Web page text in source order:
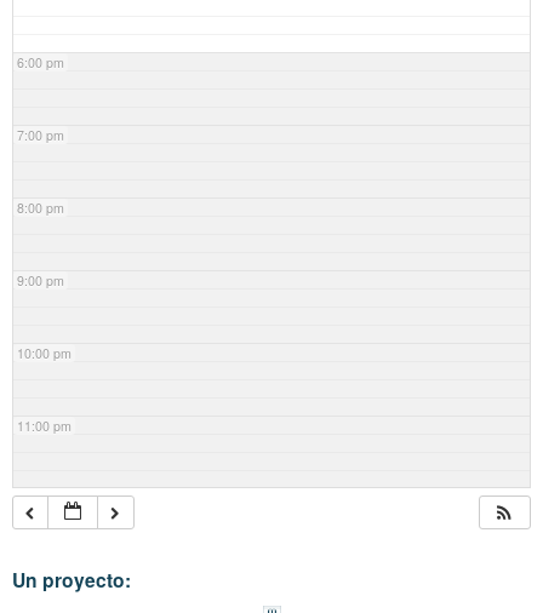
6:00 pm
7:00 pm
8:00 pm
9:00 pm
10:00 pm
11:00 pm
Un proyecto: